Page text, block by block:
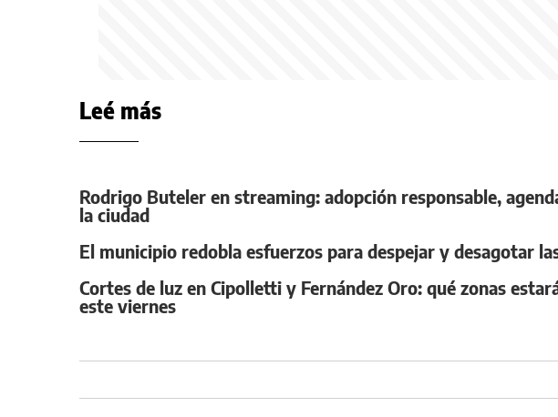
Leé más
Rodrigo Buteler en streaming: adopción responsable,
la ciudad
El municipio redobla esfuerzos para despejar y desagotar
Cortes de luz en Cipolletti y Fernández Oro: qué zonas
este viernes